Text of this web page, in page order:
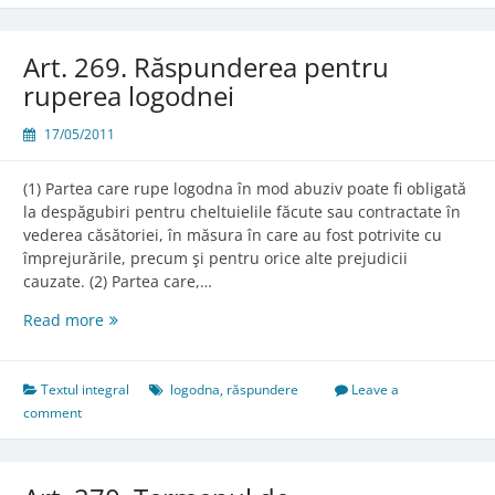
Art. 269. Răspunderea pentru
ruperea logodnei
17/05/2011
(1) Partea care rupe logodna în mod abuziv poate fi obligată
la despăgubiri pentru cheltuielile făcute sau contractate în
vederea căsătoriei, în măsura în care au fost potrivite cu
împrejurările, precum şi pentru orice alte prejudicii
cauzate. (2) Partea care,…
Read moreArt.
pentru
logodnei
Textul integral logodna, răspundere
Leave a
comment